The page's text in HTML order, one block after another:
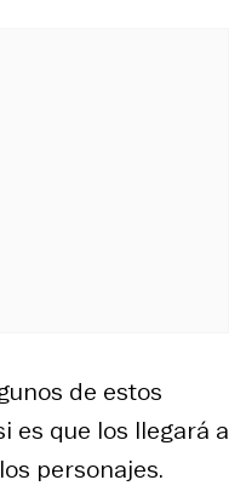
de estos
es que los llegará a
personajes.